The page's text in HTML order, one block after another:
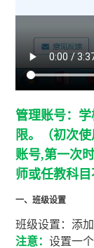
管理账号：
限。（初次
账号,第一次
师或任教科目
一、班级设置
班级设置：添
注意：设置一